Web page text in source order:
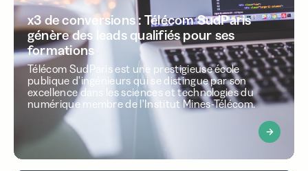
x3 de conversions : Télécom SudParis
génère des leads qualifiés pour ses
formations
Télécom SudParis est une prestigieuse école
publique d'ingénieurs qui se distingue par son
excellence dans les sciences et technologies du
numérique membre de l'Institut Mines-Télécom.